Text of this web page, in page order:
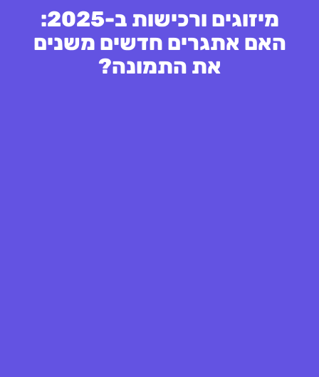
מיזוגים ורכישות ב-2025:
האם אתגרים חדשים משנים
את התמונה?